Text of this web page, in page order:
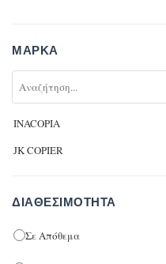
ΜΆΡΚΑ
INACOPIA
JK COPIER
ΔΙΑΘΕΣΙΜΌΤΗΤΑ
Σε Απόθεμα